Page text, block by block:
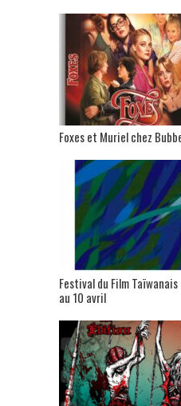
Foxes et Muriel chez
Festival du Film
au 10 avril